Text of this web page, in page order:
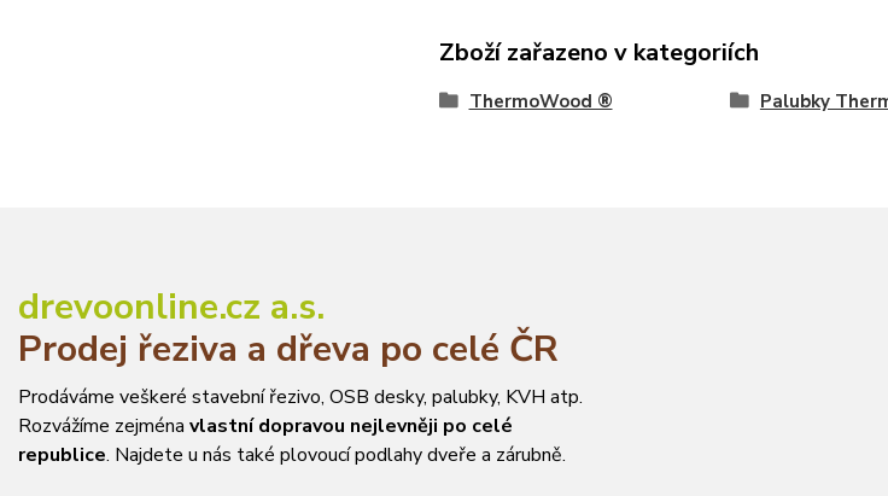
Zboží zařazeno v kategoriích
ThermoWood ® Palubky
drevoonline.cz a.s.
Prodej řeziva a dřeva po celé ČR
Prodáváme veškeré stavební řezivo, OSB desky, palubky, KVH atp.
Rozvážíme zejména vlastní dopravou nejlevněji po celé
republice. Najdete u nás také plovoucí podlahy dveře a zárubně.